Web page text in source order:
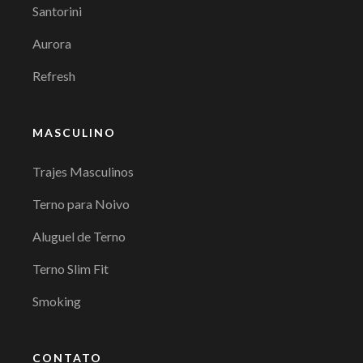
Santorini
Aurora
Refresh
MASCULINO
Trajes Masculinos
Terno para Noivo
Aluguel de Terno
Terno Slim Fit
Smoking
CONTATO